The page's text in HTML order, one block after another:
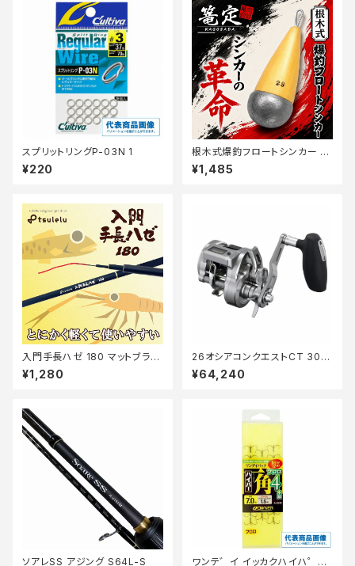
スプリットリングP-03N 1
¥220
根木式爆釣フロートシンカー 2
9【篭定】
¥1,485
入門手長ハゼ 180 マットブラッ
ク
¥1,280
26オシアコンクエストCT 301X
G
¥64,240
ソアレSS アジング S64L-S ワンテ゛イ イッカクハイハ゜ー